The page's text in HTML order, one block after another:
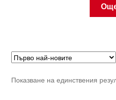
Показване на единствения